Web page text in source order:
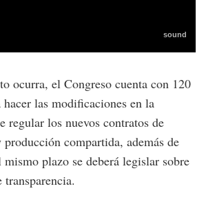
ocurra, el Congreso cuenta con 120
hacer las modificaciones en la
regular los nuevos contratos de
compartida, además de
plazo se deberá legislar sobre
transparencia.